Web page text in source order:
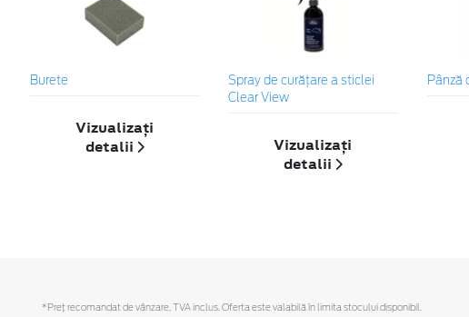
Burete
Vizualizați
detalii
Spray de curățare a sticlei
Clear View
Vizualizați
detalii
Pânză
*Preţ recomandat de vânzare, TVA inclus. Oferta este valabilă în limita stocului disponibil.